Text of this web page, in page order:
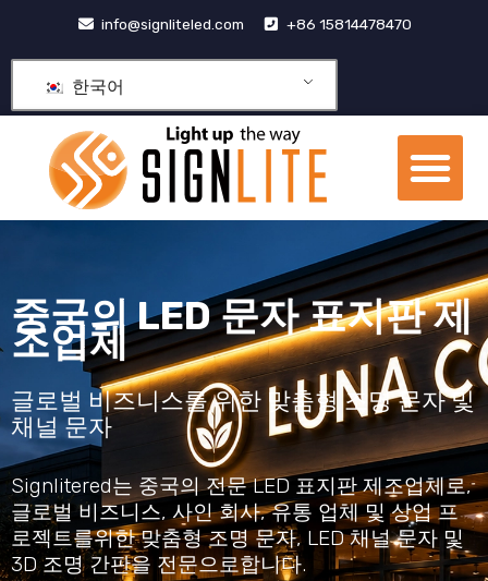
츠
건
info@signliteled.com +86 15814478470
한국어
메
뉴
중국의 LED 문자 표지판 제
조업체
글로벌 비즈니스를 위한 맞춤형 조명 문자 및
채널 문자
Signlitered는 중국의 전문 LED 표지판 제조업체로,
글로벌 비즈니스, 사인 회사, 유통 업체 및 상업 프
로젝트를위한 맞춤형 조명 문자, LED 채널 문자 및
3D 조명 간판을 전문으로합니다.